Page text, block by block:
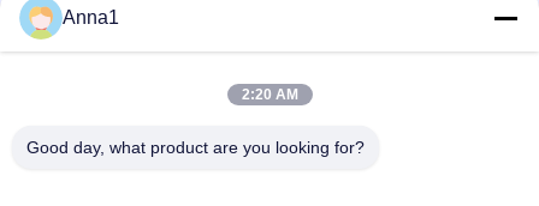
Verlangsamen 476 Reihen SMD1140 Schlag-Oberflächenberg
Pico-Sicherung 1A 250VAC 400VDC für LED-Beleuchtung
Hochspannung 5,500 Verzögerungs-keramische Sicherung
Anna1
2:20 AM
Good day, what product are you looking for?